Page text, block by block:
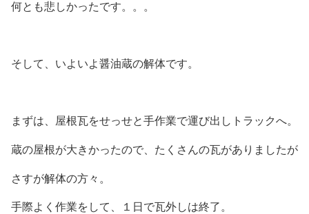
何とも悲しかったです。。。
そして、いよいよ醤油蔵の解体です。
まずは、屋根瓦をせっせと手作業で運び出しトラックへ。
蔵の屋根が大きかったので、たくさんの瓦がありましたが
さすが解体の方々。
手際よく作業をして、１日で瓦外しは終了。